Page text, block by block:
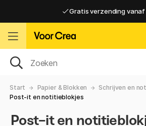
Gratis verzending vanaf
Gratis verzending
Start Papier & Blokken
Schrijven en
Post-it en notitieblokjes
Post-it en